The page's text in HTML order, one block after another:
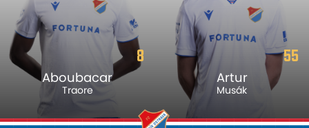
8
Aboubacar
Traore
55
Artur
Musák